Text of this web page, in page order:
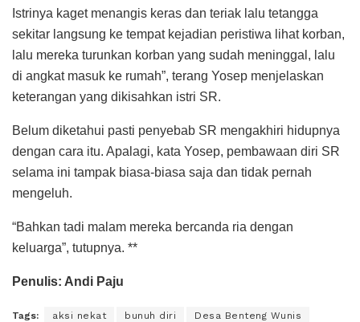
Istrinya kaget menangis keras dan teriak lalu tetangga
sekitar langsung ke tempat kejadian peristiwa lihat korban,
lalu mereka turunkan korban yang sudah meninggal, lalu
di angkat masuk ke rumah”, terang Yosep menjelaskan
keterangan yang dikisahkan istri SR.
Belum diketahui pasti penyebab SR mengakhiri hidupnya
dengan cara itu. Apalagi, kata Yosep, pembawaan diri SR
selama ini tampak biasa-biasa saja dan tidak pernah
mengeluh.
“Bahkan tadi malam mereka bercanda ria dengan
keluarga”, tutupnya. **
Penulis: Andi Paju
Tags: aksi nekat bunuh diri Desa Benteng Wunis